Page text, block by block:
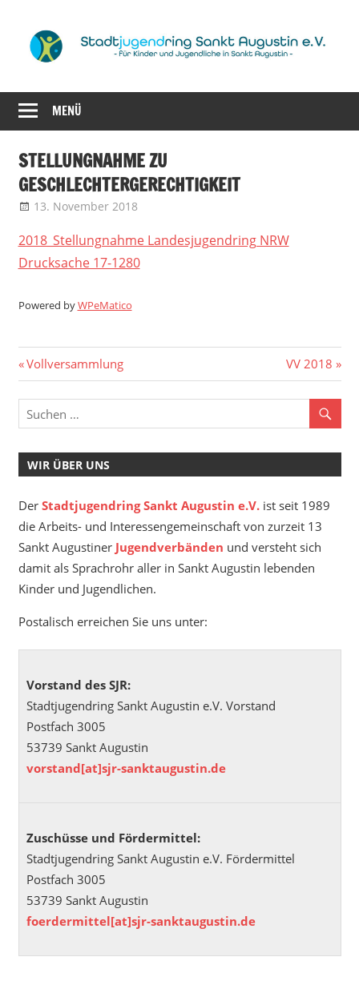
springen
Sankt
e.V.
Kinder
und
in
Sankt
Augustin
MENÜ
STELLUNGNAHME ZU
GESCHLECHTERGERECHTIGKEIT
13. November 2018
2018_Stellungnahme Landesjugendring NRW
Drucksache 17-1280
Powered byWPeMatico
Beitragsnavigation
Vorheriger
Beitrag:
Vollversammlung
Nächster
Beitrag:
VV 2018
WIR ÜBER UNS
Der Stadtjugendring Sankt Augustin e.V.ist seit 1989
die Arbeits- und Interessengemeinschaft von zurzeit 13
Sankt Augustiner Jugendverbänden und versteht sich
damit als Sprachrohr aller in Sankt Augustin lebenden
Kinder und Jugendlichen.
Postalisch erreichen Sie uns unter:
Vorstand des SJR:
Stadtjugendring Sankt Augustin e.V. Vorstand
Postfach 3005
53739 Sankt Augustin
vorstand[at]sjr-sanktaugustin.de
Zuschüsse und Fördermittel:
Stadtjugendring Sankt Augustin e.V. Fördermittel
Postfach 3005
53739 Sankt Augustin
foerdermittel[at]sjr-sanktaugustin.de